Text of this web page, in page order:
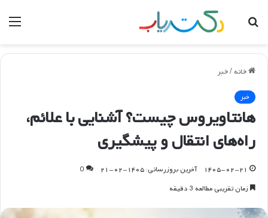
جستجو
خانه /خبر
خبر
هانتاویروس چیست؟ آشنایی با علائم،
راه‌های انتقال و پیشگیری
۱۴۰۵-۰۲-۲۱ آخرین بروزرسانی: ۱۴۰۵-۰۲-۲۱
0
زمان تقریبی مطالعه 3 دقیقه